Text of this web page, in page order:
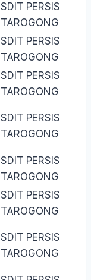
SDIT PERSIS
TAROGONG
SDIT PERSIS
TAROGONG
SDIT PERSIS
TAROGONG
SDIT PERSIS
TAROGONG
SDIT PERSIS
TAROGONG
SDIT PERSIS
TAROGONG
SDIT PERSIS
TAROGONG